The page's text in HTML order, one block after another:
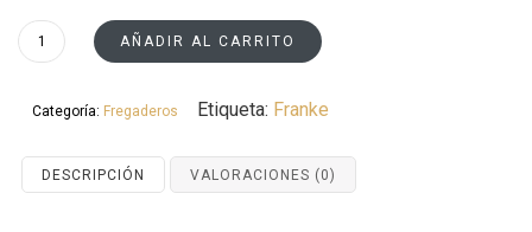
ESPONJA
MAGICA
cantidad
AÑADIR AL CARRITO
Categoría: Fregaderos Etiqueta: Franke
DESCRIPCIÓN VALORACIONES (0)